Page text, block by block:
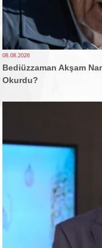
08.08.2026
Bediüzzaman Akşam
Okurdu?